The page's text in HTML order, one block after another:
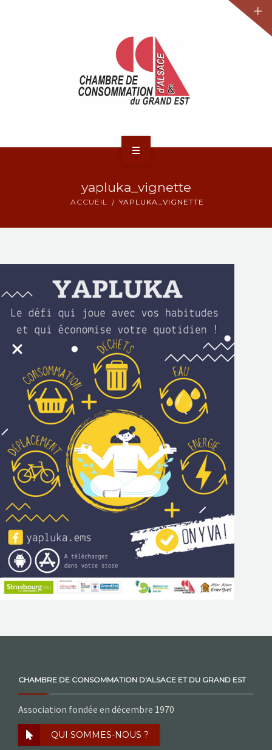
NOS ACTIONS
CONTACT
yapluka_vignette
ACCUEIL YAPLUKA_VIGNETTE
CHAMBRE DE CONSOMMATION D'ALSACE ET DU GRAND EST
Association fondée en décembre 1970
QUI SOMMES-NOUS ?